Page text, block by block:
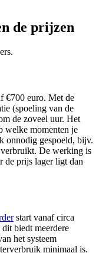
de prijzen
€700 euro. Met de
(spoeling van de
de zoveel uur. Het
welke momenten je
onnodig gespoeld, bijv.
De werking is
de prijs lager ligt dan
start vanaf circa
biedt meerdere
het systeem
minimaal is.